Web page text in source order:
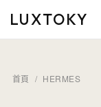
LUXTOKY
首頁 / HERMES